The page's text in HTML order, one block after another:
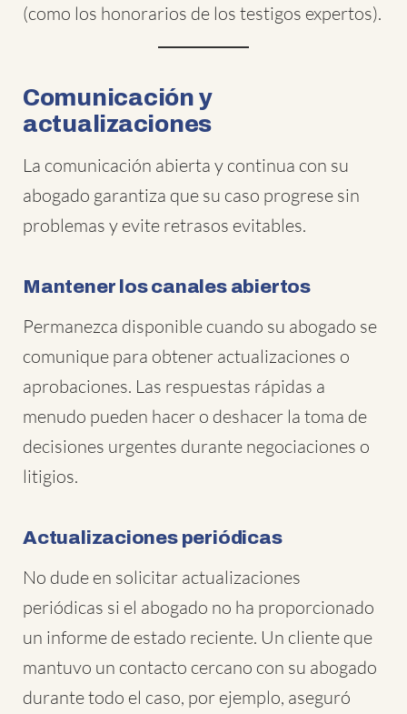
(como los honorarios de los testigos expertos).
Comunicación y
actualizaciones
La comunicación abierta y continua con su
abogado garantiza que su caso progrese sin
problemas y evite retrasos evitables.
Mantener los canales abiertos
Permanezca disponible cuando su abogado se
comunique para obtener actualizaciones o
aprobaciones. Las respuestas rápidas a
menudo pueden hacer o deshacer la toma de
decisiones urgentes durante negociaciones o
litigios.
Actualizaciones periódicas
No dude en solicitar actualizaciones
periódicas si el abogado no ha proporcionado
un informe de estado reciente. Un cliente que
mantuvo un contacto cercano con su abogado
durante todo el caso, por ejemplo, aseguró